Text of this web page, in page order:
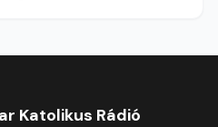
Katolikus Rádió